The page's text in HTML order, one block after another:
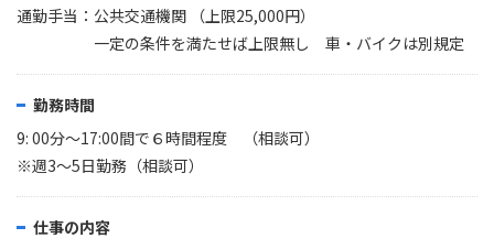
通勤手当：公共交通機関 （上限25,000円）
一定の条件を満たせば上限無し 車・バイクは別規定
勤務時間
9: 00分〜17:00間で６時間程度 （相談可）
※週3～5日勤務（相談可）
仕事の内容